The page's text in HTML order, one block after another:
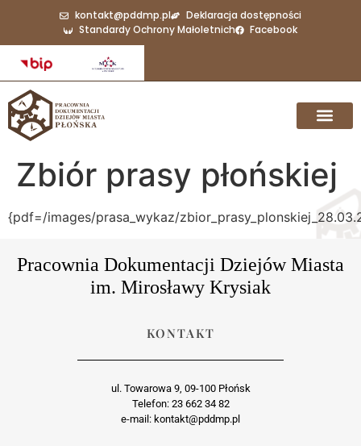
kontakt@pddmp.pl
Deklaracja dostępności
Standardy Ochrony Małoletnich
Facebook
Zbiór prasy płońskiej
{pdf=/images/prasa_wykaz/
Pracownia Dokumentacji Dziejów Miasta
im. Mirosławy Krysiak
KONTAKT
ul. Towarowa 9, 09-100 Płońsk
Telefon: 23 662 34 82
e-mail: kontakt@pddmp.pl